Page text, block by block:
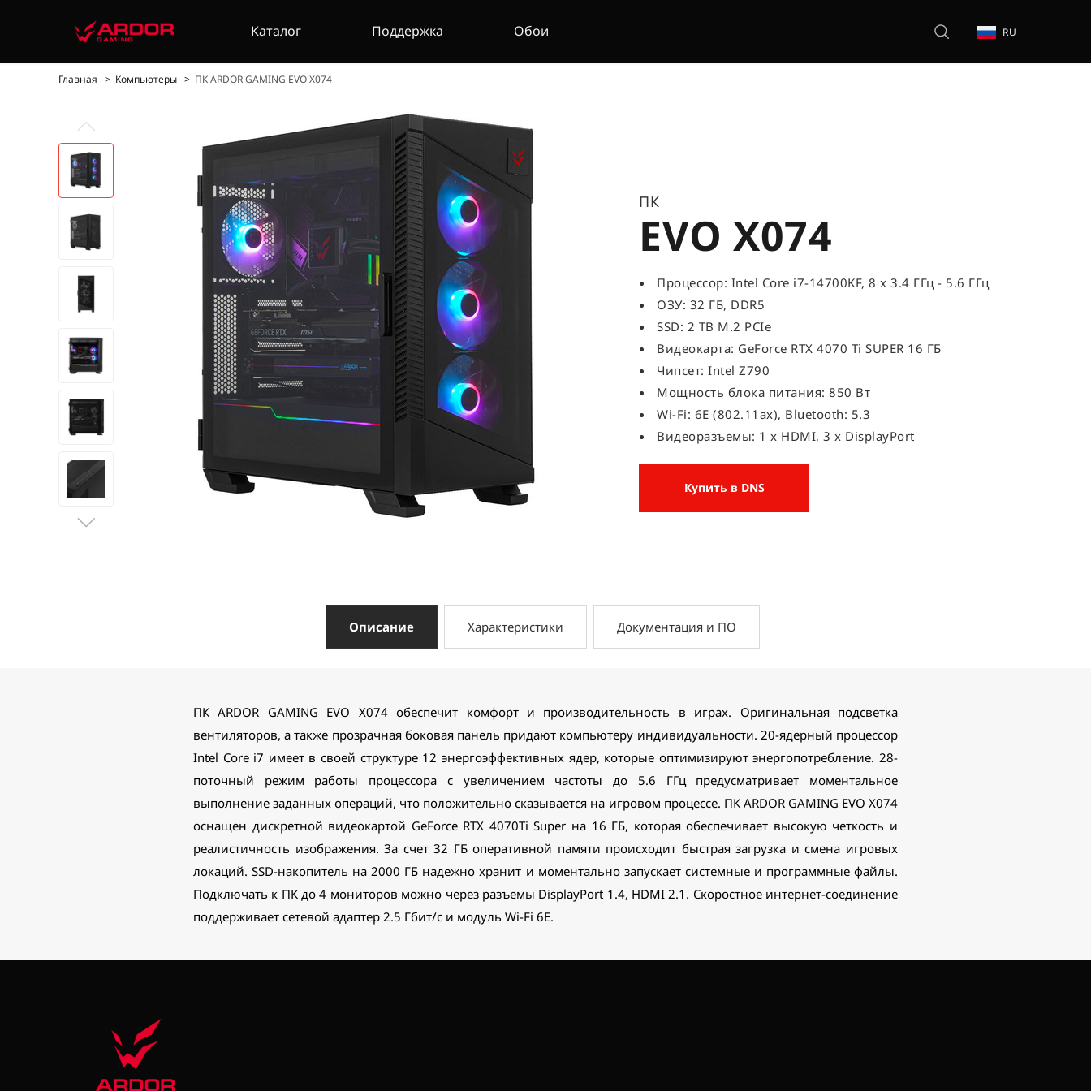
Каталог Поддержка Обои RU
Главная Компьютеры ПК ARDOR GAMING EVO X074
ПК
EVO X074
Процессор: Intel Core i7-14700KF, 8 x 3.4 ГГц - 5.6 ГГц
ОЗУ: 32 ГБ, DDR5
SSD: 2 TB M.2 PCIe
Видеокарта: GeForce RTX 4070 Ti SUPER 16 ГБ
Чипсет: Intel Z790
Мощность блока питания: 850 Вт
Wi-Fi: 6E (802.11ax), Bluetooth: 5.3
Видеоразъемы: 1 x HDMI, 3 x DisplayPort
Купить в DNS
Описание Характеристики Документация и ПО
ПК ARDOR GAMING EVO X074 обеспечит комфорт и производительность в играх. Оригинальная подсветка
вентиляторов, а также прозрачная боковая панель придают компьютеру индивидуальности. 20-ядерный процессор
Intel Core i7 имеет в своей структуре 12 энергоэффективных ядер, которые оптимизируют энергопотребление. 28-
поточный режим работы процессора с увеличением частоты до 5.6 ГГц предусматривает моментальное
выполнение заданных операций, что положительно сказывается на игровом процессе. ПК ARDOR GAMING EVO X074
оснащен дискретной видеокартой GeForce RTX 4070Ti Super на 16 ГБ, которая обеспечивает высокую четкость и
реалистичность изображения. За счет 32 ГБ оперативной памяти происходит быстрая загрузка и смена игровых
локаций. SSD-накопитель на 2000 ГБ надежно хранит и моментально запускает системные и программные файлы.
Подключать к ПК до 4 мониторов можно через разъемы DisplayPort 1.4, HDMI 2.1. Скоростное интернет-соединение
поддерживает сетевой адаптер 2.5 Гбит/с и модуль Wi-Fi 6E.